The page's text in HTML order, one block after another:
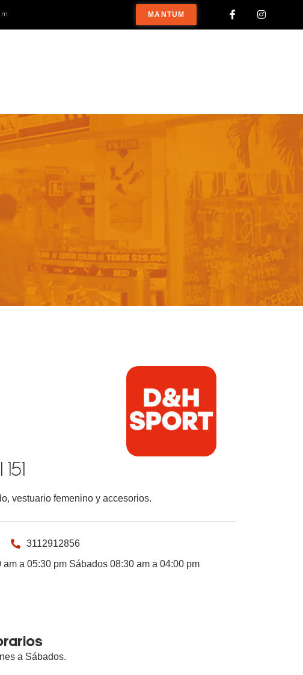
MANTUM
vestuario femenino y accesorios.
3112912856
am a 05:30 pm Sábados 08:30 am a 04:00 pm
a Sábados.